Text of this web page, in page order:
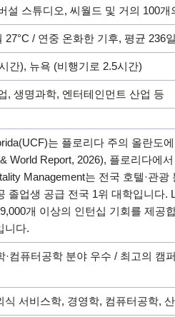
설 스튜디오, 씨월드 및 거의 100
27°C / 연중 온화한 기후, 평균 236
간), 뉴욕 (비행기로 2.5시간)
, 생명과학, 엔터테인먼트 산업 등
는 플로리다 주의 올란도
World Report, 2026), 플로리다에
Management는 전국 호텔·관
졸업생 공급 전국 1위 대학입니다.
개 이상의 인턴십 기회를 제공
니다.
·컴퓨터공학 분야 우수 / 최고의 캠
식 서비스학, 경영학, 컴퓨터공학,